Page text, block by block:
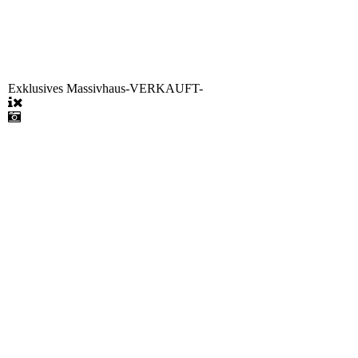
Exklusives Massivhaus-VERKAUFT-